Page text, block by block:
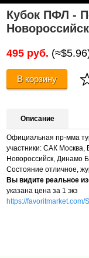
Кубок ПФЛ -
495 руб.
В корзину
Описание
Официальная пр-мма
участники: САК Москва,
Новороссийск, Динамо
Состояние отличное,
Вы видите реальное
указана цена за 1 экз
https://favoritmarket.com/